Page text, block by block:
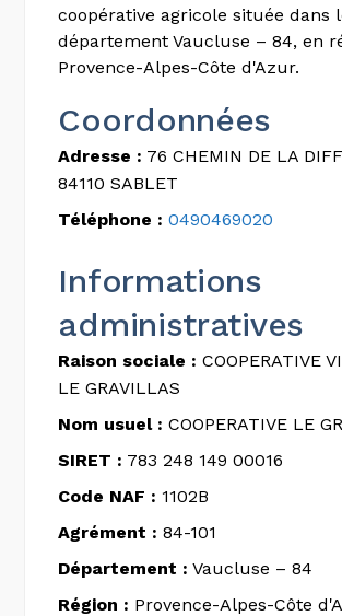
coopérative agricole située dans
département Vaucluse – 84, en
Provence-Alpes-Côte d'Azur.
Coordonnées
Adresse : 76 CHEMIN DE LA
84110 SABLET
Téléphone : 0490469020
Informations
administratives
Raison sociale : COOPERATIVE
LE GRAVILLAS
Nom usuel : COOPERATIVE LE
SIRET : 783 248 149 00016
Code NAF : 1102B
Agrément : 84-101
Département : Vaucluse – 84
Région : Provence-Alpes-Côte